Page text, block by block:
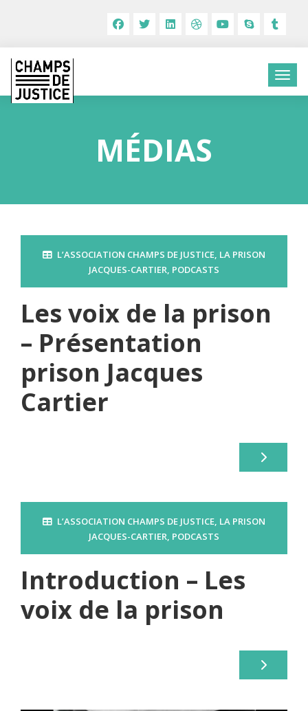
MÉDIAS
L’ASSOCIATION CHAMPS DE JUSTICE, LA PRISON
JACQUES-CARTIER, PODCASTS
Les voix de la prison
– Présentation
prison Jacques
Cartier
L’ASSOCIATION CHAMPS DE JUSTICE, LA PRISON
JACQUES-CARTIER, PODCASTS
Introduction – Les
voix de la prison